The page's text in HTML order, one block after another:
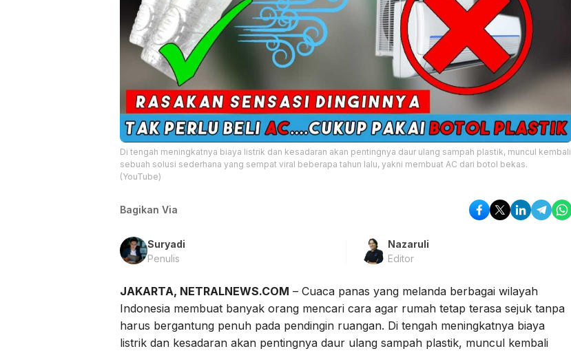
Di tengah meningkatnya biaya listrik dan kesadaran akan pentingnya daur ulang sampah plastik, muncul kembali
sebuah solusi sederhana yang sempat viral beberapa tahun lalu, yakni membuat AC dari botol bekas.
(YouTube)
Bagikan Via
Suryadi
Penulis
Nazaruli
Editor
JAKARTA, NETRALNEWS.COM – Cuaca panas yang melanda berbagai wilayah
Indonesia membuat banyak orang mencari cara agar rumah tetap terasa sejuk tanpa
harus bergantung penuh pada pendingin ruangan. Di tengah meningkatnya biaya
listrik dan kesadaran akan pentingnya daur ulang sampah plastik, muncul kembali